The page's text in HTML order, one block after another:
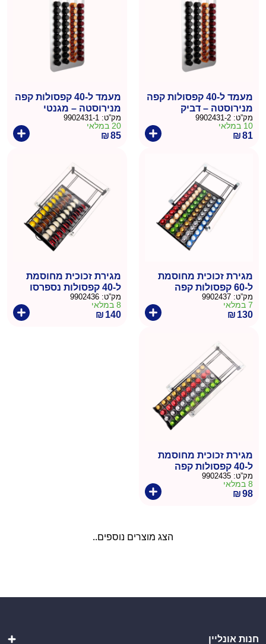
מעמד ל-40 קפסולות קפה
מנירוסטה – דביק
מק”ט: 9902431-2
10 במלאי
₪81
מעמד ל-40 קפסולות קפה
מנירוסטה – מגנטי
מק”ט: 9902431-1
20 במלאי
₪85
מגירת זכוכית מחוסמת
ל-60 קפסולות קפה
מק”ט: 9902437
7 במלאי
₪ 130
מגירת זכוכית מחוסמת
ל-40 קפסולות נספרסו
ורטו
מק”ט: 9902436
8 במלאי
₪ 140
מגירת זכוכית מחוסמת
ל-40 קפסולות קפה
מק”ט: 9902435
8 במלאי
₪98
הצג מוצרים נוספים..
חנות אונליין